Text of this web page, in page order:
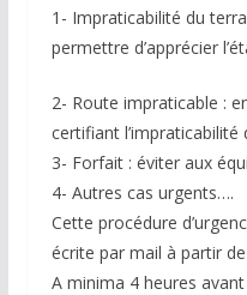
1- Impraticabilité du
permettre d’apprécier
2- Route impraticable :
certifiant
3- Forfait : éviter aux
4- Autres cas urgents….
Cette procédure
écrite par mail à partir
A minima 4 heures